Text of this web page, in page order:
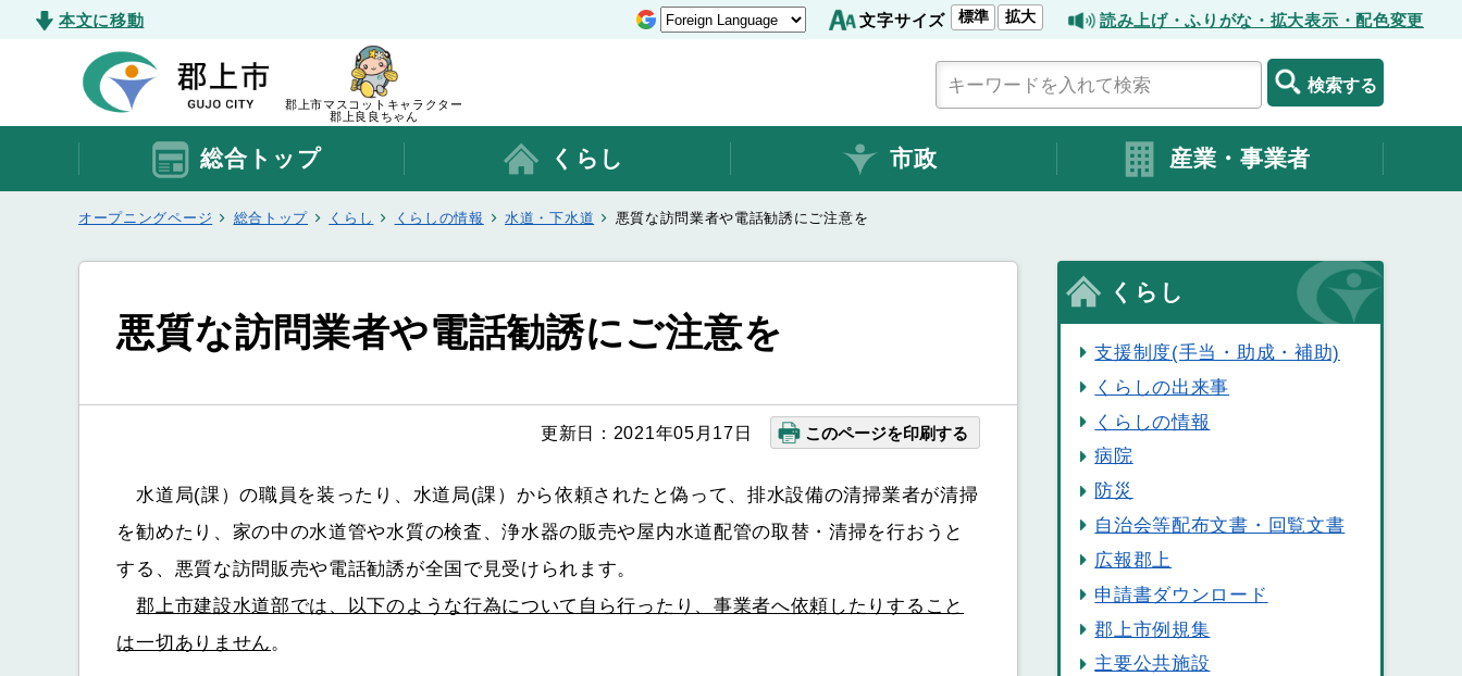
本文に移動 文字サイズ 標準 拡大 読み上げ・ふりがな・拡大表示・配色変更
郡上市マスコットキャラクター
郡上良良ちゃん
検索する
総合トップ くらし 市政 産業・事業者
オープニングページ 総合トップ くらし くらしの情報 水道・下水道 悪質な訪問業者や電話勧誘にご注意を
悪質な訪問業者や電話勧誘にご注意を
更新日：2021年05月17日 このページを印刷する
水道局(課）の職員を装ったり、水道局(課）から依頼されたと偽って、排水設備の清掃業者が清掃
を勧めたり、家の中の水道管や水質の検査、浄水器の販売や屋内水道配管の取替・清掃を行おうと
する、悪質な訪問販売や電話勧誘が全国で見受けられます。
郡上市建設水道部では、以下のような行為について自ら行ったり、事業者へ依頼したりすること
は一切ありません。
くらし
支援制度(手当・助成・補助)
くらしの出来事
くらしの情報
病院
防災
自治会等配布文書・回覧文書
広報郡上
申請書ダウンロード
郡上市例規集
主要公共施設